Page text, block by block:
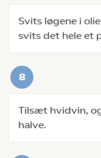
Svits løgene i
svits det hele et
Tilsæt hvidvin,
halve.